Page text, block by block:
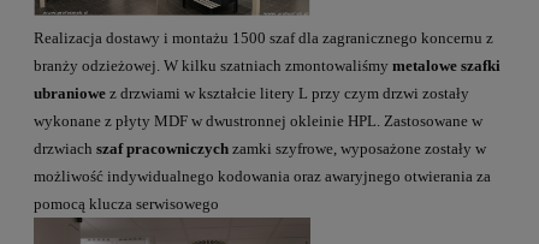
Realizacja dostawy i montażu 1500 szaf dla zagranicznego koncernu z
branży odzieżowej. W kilku szatniach zmontowaliśmy metalowe szafki
ubraniowe z drzwiami w kształcie litery L przy czym drzwi zostały
wykonane z płyty MDF w dwustronnej okleinie HPL. Zastosowane w
drzwiach szaf pracowniczych zamki szyfrowe, wyposażone zostały w
możliwość indywidualnego kodowania oraz awaryjnego otwierania za
pomocą klucza serwisowego